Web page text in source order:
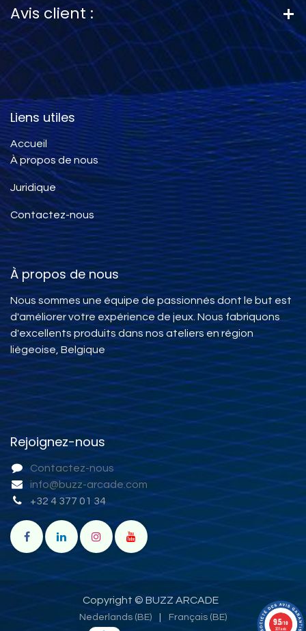
Avis client :
Liens utiles
Accueil
À propos de nous
Juridique
Contactez-nous
À propos de nous
Nous sommes une équipe de passionnés dont le but est
d'améliorer votre expérience de jeux. Nous fabriquons
d'excellents produits dans nos ateliers en région
liègeoise, Belgique
Rejoignez-nous
Contactez-nous
info@buzz-arcade.com
+32 4 377 01 34
Copyright © BUZZ ARCADE
Nederlands (BE)
Français (BE)
9.5/10
201 avis